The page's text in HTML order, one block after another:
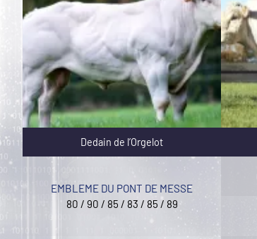
Dedain de l’Orgelot
EMBLEME DU PONT DE MESSE
80 / 90 / 85 / 83 / 85 / 89